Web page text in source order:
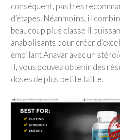
conséquent, pas très
d’étapes. Néanmoins, il
beaucoup plus classe II
anabolisants pour créer
empilant Anavar avec un
II, vous pouvez obtenir des
doses de plus petite taille.